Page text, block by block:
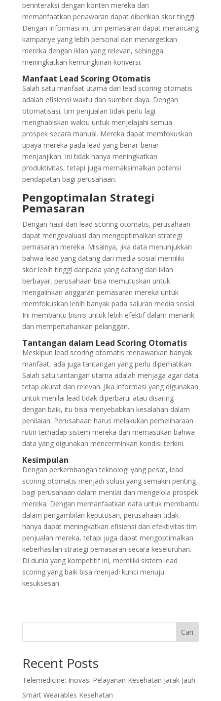
berinteraksi dengan konten mereka dan
memanfaatkan penawaran dapat diberikan skor tinggi.
Dengan informasi ini, tim pemasaran dapat merancang
kampanye yang lebih personal dan menargetkan
mereka dengan iklan yang relevan, sehingga
meningkatkan kemungkinan konversi.
Manfaat Lead Scoring Otomatis
Salah satu manfaat utama dari lead scoring otomatis
adalah efisiensi waktu dan sumber daya. Dengan
otomatisasi, tim penjualan tidak perlu lagi
menghabiskan waktu untuk menjelajahi semua
prospek secara manual. Mereka dapat memfokuskan
upaya mereka pada lead yang benar-benar
menjanjikan. Ini tidak hanya meningkatkan
produktivitas, tetapi juga memaksimalkan potensi
pendapatan bagi perusahaan.
Pengoptimalan Strategi
Pemasaran
Dengan hasil dari lead scoring otomatis, perusahaan
dapat mengevaluasi dan mengoptimalkan strategi
pemasaran mereka. Misalnya, jika data menunjukkan
bahwa lead yang datang dari media sosial memiliki
skor lebih tinggi daripada yang datang dari iklan
berbayar, perusahaan bisa memutuskan untuk
mengalihkan anggaran pemasaran mereka untuk
memfokuskan lebih banyak pada saluran media sosial.
Ini membantu bisnis untuk lebih efektif dalam menarik
dan mempertahankan pelanggan.
Tantangan dalam Lead Scoring Otomatis
Meskipun lead scoring otomatis menawarkan banyak
manfaat, ada juga tantangan yang perlu diperhatikan.
Salah satu tantangan utama adalah menjaga agar data
tetap akurat dan relevan. Jika informasi yang digunakan
untuk menilai lead tidak diperbarui atau disaring
dengan baik, itu bisa menyebabkan kesalahan dalam
penilaian. Perusahaan harus melakukan pemeliharaan
rutin terhadap sistem mereka dan memastikan bahwa
data yang digunakan mencerminkan kondisi terkini.
Kesimpulan
Dengan perkembangan teknologi yang pesat, lead
scoring otomatis menjadi solusi yang semakin penting
bagi perusahaan dalam menilai dan mengelola prospek
mereka. Dengan memanfaatkan data untuk membantu
dalam pengambilan keputusan, perusahaan tidak
hanya dapat meningkatkan efisiensi dan efektivitas tim
penjualan mereka, tetapi juga dapat mengoptimalkan
keberhasilan strategi pemasaran secara keseluruhan.
Di dunia yang kompetitif ini, memiliki sistem lead
scoring yang baik bisa menjadi kunci menuju
kesuksesan.
Cari
Recent Posts
Telemedicine: Inovasi Pelayanan Kesehatan Jarak Jauh
Smart Wearables Kesehatan